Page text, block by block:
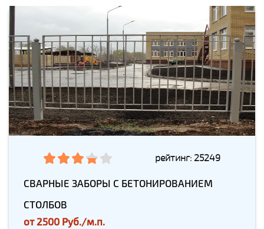
рейтинг: 25249
СВАРНЫЕ ЗАБОРЫ С БЕТОНИРОВАНИЕМ
СТОЛБОВ
от2500 Руб./м.п.